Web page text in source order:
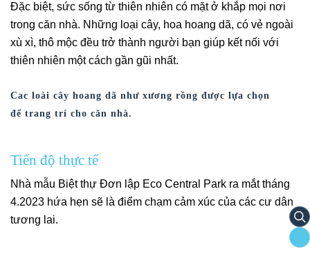
Đặc biệt, sức sống từ thiên nhiên có mặt ở khắp mọi nơi
trong căn nhà. Những loại cây, hoa hoang dã, có vẻ ngoài
xù xì, thô mộc đều trở thành người bạn giúp kết nối với
thiên nhiên một cách gần gũi nhất.
Cac loài cây hoang dã như xương rồng được lựa chọn
để trang trí cho căn nhà.
Tiến độ thực tế
Nhà mẫu Biệt thự Đơn lập Eco Central Park ra mắt tháng
4.2023 hứa hẹn sẽ là điểm chạm cảm xúc của các cư dân
tương lai.